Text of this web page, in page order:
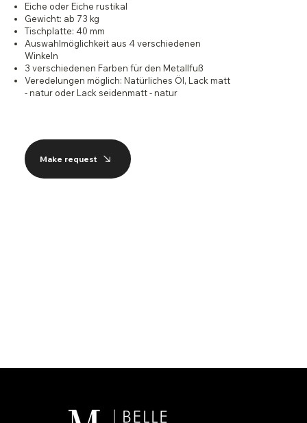
Eiche oder Eiche rustikal
Gewicht: ab 73 kg
Tischplatte: 40 mm
Auswahlmöglichkeit aus 4 verschiedenen
Winkeln
3 verschiedenen Farben für den Metallfuß
Veredelungen möglich: Natürliches Öl, Lack matt
- natur oder Lack seidenmatt - natur
Make request